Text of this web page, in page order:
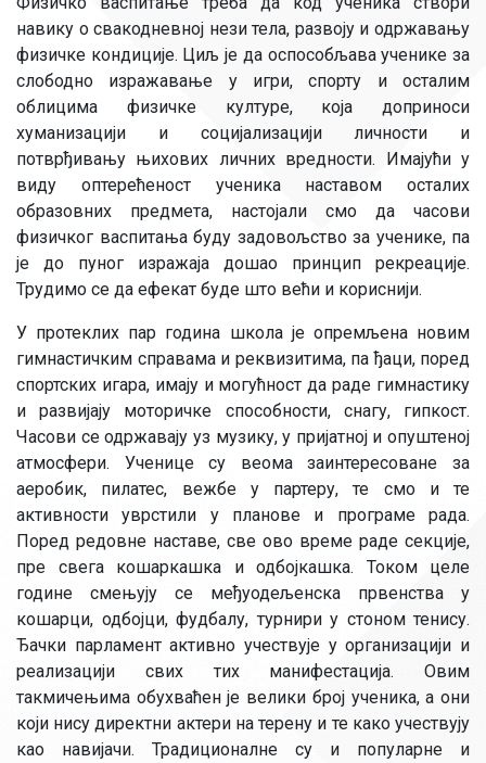
навику о свакодневној нези тела, развоју и одржавању
физичке кондиције. Циљ је да оспособљава ученике за
слободно изражавање у игри, спорту и осталим
облицима физичке културе, која доприноси
хуманизацији и социјализацији личности и
потврђивању њихових личних вредности. Имајући у
виду оптерећеност ученика наставом осталих
образовних предмета, настојали смо да часови
физичког васпитања буду задовољство за ученике, па
је до пуног изражаја дошао принцип рекреације.
Трудимо се да ефекат буде што већи и кориснији.
У протеклих пар година школа је опремљена новим
гимнастичким справама и реквизитима, па ђаци, поред
спортских игара, имају и могућност да раде гимнастику
и развијају моторичке способности, снагу, гипкост.
Часови се одржавају уз музику, у пријатној и опуштеној
атмосфери. Ученице су веома заинтересоване за
аеробик, пилатес, вежбе у партеру, те смо и те
активности уврстили у планове и програме рада.
Поред редовне наставе, све ово време раде секције,
пре свега кошаркашка и одбојкашка. Током целе
године смењују се међуодељенска првенства у
кошарци, одбојци, фудбалу, турнири у стоном тенису.
Ђачки парламент активно учествује у организацији и
реализацији свих тих манифестација. Овим
такмичењима обухваћен је велики број ученика, а они
који нису директни актери на терену и те како учествују
као навијачи. Традиционалне су и популарне и